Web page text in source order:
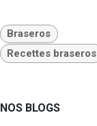
Braseros
Recettes braseros
NOS BLOGS